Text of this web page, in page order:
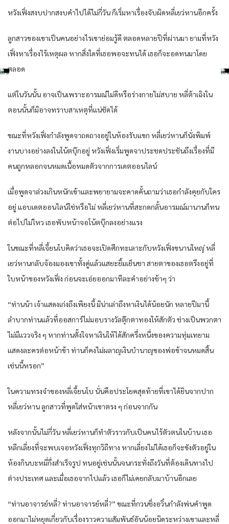
หวังเฟิ่งสงบปากสงบคำไปได้ไม่กี่วัน ก็เริ่มหาเรื่องจับผิดหลี่เยว่หานอีกครั้ง
ลูกสาวของเขาเป็นคนอย่างไรเขาย่อมรู้ดี ตลอดหลายปีที่ผ่านมา ยามที่หวัง
เฟิ่งหาเรื่องไร้เหตุผล หากสิ่งใดที่เธอพอจะทนได้ เธอก็จะอดทนมาโดย
ตลอด
แต่ในวันนั้น อาจเป็นเพราะอารมณ์ไม่ดีหรือร่างกายไม่สบาย หลี่ต้าเฉิงใน
ตอนนั้นก็มิอาจทราบสาเหตุที่แน่ชัดได้
ขณะที่หวังเฟิ่งกำลังพูดจาถดถางอยู่ในห้องรับแขก หลี่เยว่หานก็นั่งพิมพ์
งานบางอย่างลงในโน้ตบุ๊กอยู่ หวังเฟิ่งเริ่มพูดจาประชดประชันถึงเรื่องที่มี
คนถูกหลอกจนหมดเนื้อหมดตัวจากการเดตออนไลน์
เมื่อพูดจาล่วงเกินหนักเข้าและพยายามจะคาดคั้นถามว่าเธอกำลังคุยกับใคร
อยู่ แอบเดตออนไลน์ใช่หรือไม่ หลี่เยว่หานที่สะกดกลั้นอารมณ์มานานก็ทน
ต่อไปไม่ไหว เธอพับหน้าจอโน้ตบุ๊กลงอย่างแรง
ในขณะที่หลี่เจี้ยนโบคิดว่าเธอจะเปิดศึกทะเลาะกับหวังเฟิ่งขนานใหญ่ หลี่
เยว่หานกลับจ้องมองเขาทั้งคู่แล้วแสยะยิ้มเย็นชา สายตาของเธอตรึงอยู่ที่
ใบหน้าของหวังเฟิ่ง ก่อนจะเอ่ยออกมาทีละคำอย่างช้าๆ ว่า
“ท่านน้า เจ้าแสดงเก่งถึงเพียงนี้ มิน่าเล่าถึงหาเงินได้น้อยนัก หลายปีมานี้
ลำบากท่านแล้วที่ออสการ์ไม่มอบรางวัลตุ๊กตาทองให้สักตัว ช่างเป็นพวกตา
ไม่มีแววจริง ๆ หากท่านตั้งใจหาเงินให้ได้สักครึ่งหนึ่งของความทุ่มเทยาม
แสดงละครต่อหน้าข้า ท่านก็คงไม่ผลาญเงินบำนาญของพ่อข้าจนหมดสิ้น
เช่นนี้หรอก”
ในความทรงจำของหลี่เจี้ยนโบ นั่นคือประโยคสุดท้ายที่เขาได้ยินจากปาก
หลี่เยว่หาน ลูกสาวที่พูดใส่หน้าเขาตรง ๆ ก่อนจากกัน
หลังจากนั้นไม่กี่วัน หลี่เยว่หานก็ทำตัวราวกับเป็นคนไร้ตัวตนในบ้าน เธอ
หลีกเลี่ยงที่จะพบเจอหวังเฟิ่งทุกวิถีทาง หากเลี่ยงไม่ได้เธอก็จะขังตัวอยู่ใน
ห้องกินบะหมี่กึ่งสำเร็จรูป ทนอยู่เช่นนั้นจนกระทั่งถึงวันที่ต้องเดินทางไป
ต่างประเทศ และเมื่อเธอจากไปแล้ว เธอก็ไม่เคยกลับมาบ้านอีกเลย
“ท่านอาจารย์หลี่? ท่านอาจารย์หลี่?” ขณะที่กวนชิ่งอวิ๋นกำลังพ่นคำพูด
ออกมาไม่หยุดเกี่ยวกับเรื่องราวความสัมพันธ์อันน้อยนิดระหว่างเขาและหลี่